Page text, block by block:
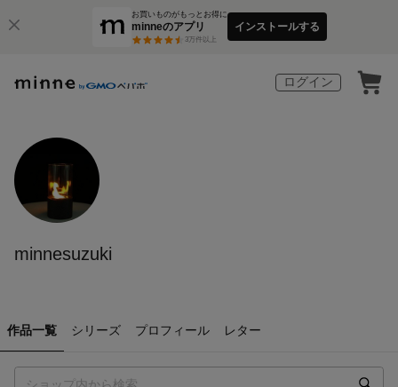
お買いものがもっとお得に
minneのアプリ
3万件以上
インストールする
ログイン
minnesuzuki
作品一覧 シリーズ プロフィール レター